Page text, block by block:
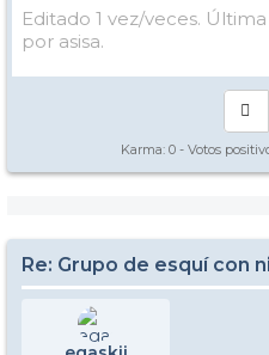
Editado 1 vez/veces. Última
por asisa.
Karma: 0 - Votos
Re: Grupo de esquí con